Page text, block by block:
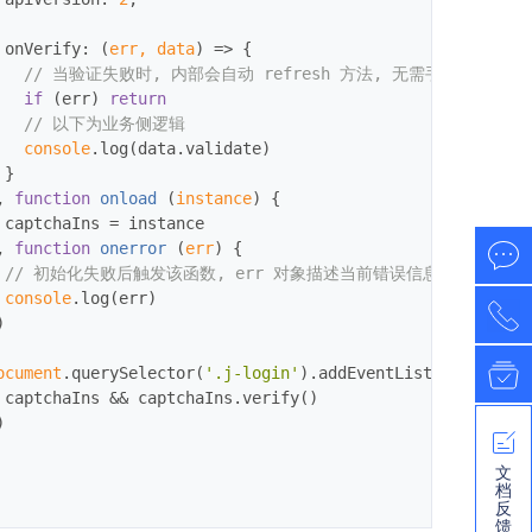
onVerify: (err, data) => {
// 当验证失败时, 内部会自动 refresh 方法, 无需手动再调用一
if (err)
return
// 以下为业务侧逻辑
console.log(data.validate)
}
function onload (instance) {
captchaIns = instance
function onerror (err) {
// 初始化失败后触发该函数, err 对象描述当前错误信息
console.log(err)
.querySelector( '.j-login' ).addEventListener(
captchaIns && captchaIns.verify()
文
档
反
馈